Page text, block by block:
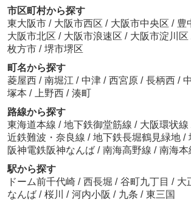
市区町村から探す
東大阪市 / 大阪市西区 / 大阪市中央区 / 豊
大阪市北区 / 大阪市浪速区 / 大阪市淀川区
枚方市 / 堺市堺区
町名から探す
菱屋西 / 南堀江 / 中津 / 西宮原 / 長柄西 /
塚本 / 上野西 / 湊町
路線から探す
東海道本線 / 地下鉄御堂筋線 / 大阪環状線
近鉄難波・奈良線 / 地下鉄長堀鶴見緑地 /
阪神電鉄阪神なんば / 南海高野線 / 南海本
駅から探す
ドーム前千代崎 / 西長堀 / 谷町九丁目 / 大
なんば / 桜川 / 河内小阪 / 九条 / 東三国